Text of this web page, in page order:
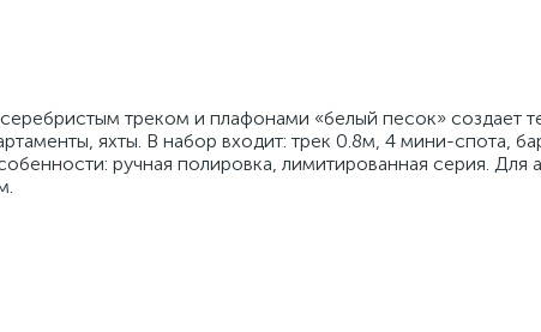
треком и плафонами «белый песок» создает
яхты. В набор входит: трек 0.8м, 4 мини-спота,
ручная полировка, лимитированная серия. Для